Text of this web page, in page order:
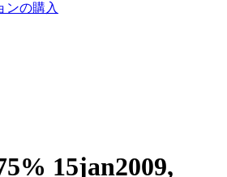
ンの購入
15jan2009,